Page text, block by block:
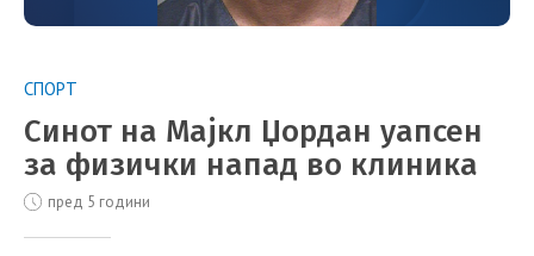
СПОРТ
Синот на Мајкл Џордан уапсен
за физички напад во клиника
пред 5 години